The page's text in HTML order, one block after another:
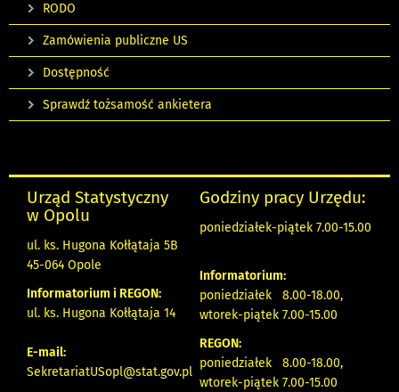
RODO
Zamówienia publiczne US
Dostępność
Sprawdź tożsamość ankietera
Urząd Statystyczny
w Opolu
ul. ks. Hugona Kołłątaja 5B
45-064 Opole
Informatorium i REGON:
ul. ks. Hugona Kołłątaja 14
E-mail:
SekretariatUSopl@stat.gov.pl
Godziny pracy Urzędu:
poniedziałek-piątek 7.00-15.00
Informatorium:
poniedziałek 8.00-18.00,
wtorek-piątek 7.00-15.00
REGON:
poniedziałek 8.00-18.00,
wtorek-piątek 7.00-15.00